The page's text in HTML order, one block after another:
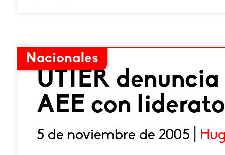
Nacionales
UTIER
AEE con
5 de noviembre de 2005 |